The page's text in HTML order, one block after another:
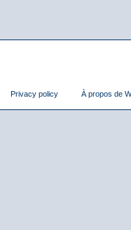
Privacy policy À propos de